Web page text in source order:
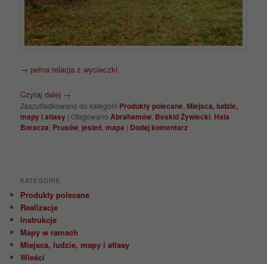
→pełna relacja z wycieczki
Czytaj dalej →
Zaszufladkowano do kategorii Produkty polecane Miejsca, ludzie,
mapy i atlasy |Otagowano Abrahamów Beskid Żywiecki Hala
Boracza Prusów jesień ,mapa | Dodaj komentarz
KATEGORIE
Produkty polecane
Realizacje
Instrukcje
Mapy w ramach
Miejsca, ludzie, mapy i atlasy
Wieści